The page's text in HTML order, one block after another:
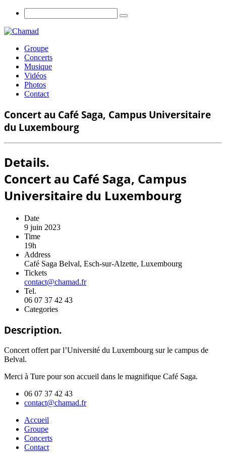
Groupe
Concerts
Musique
Vidéos
Photos
Contact
Concert au Café Saga, Campus Universitaire
du Luxembourg
Details.
Concert au Café Saga, Campus
Universitaire du Luxembourg
Date
9 juin 2023
Time
19h
Address
Café Saga Belval, Esch-sur-Alzette, Luxembourg
Tickets
contact@chamad.fr
Tel.
06 07 37 42 43
Categories
Description.
Concert offert par l’Université du Luxembourg sur le campus de
Belval.
Merci à Ture pour son accueil dans le magnifique Café Saga.
06 07 37 42 43
contact@chamad.fr
Accueil
Groupe
Concerts
Contact